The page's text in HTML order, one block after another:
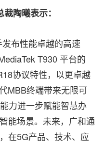
陶曦表示：
布性能卓越的高速
T930 平台的
协议特性，以更卓越
MBB终端带来无限可
力进一步赋能智慧办
能场景。未来，广和通
在5G产品、技术、应